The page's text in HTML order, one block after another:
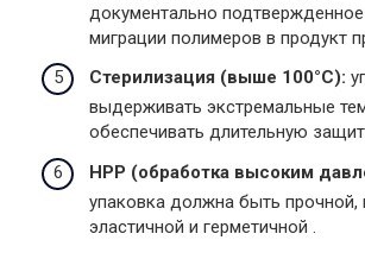
документально подтвержденное
миграции полимеров в продукт
Стерилизация (выше 100°C):
выдерживать экстремальные
обеспечивать длительную
HPP (обработка высоким
упаковка должна быть прочной,
эластичной и герметичной .